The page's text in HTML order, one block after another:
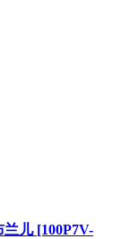
儿 [100P7V-